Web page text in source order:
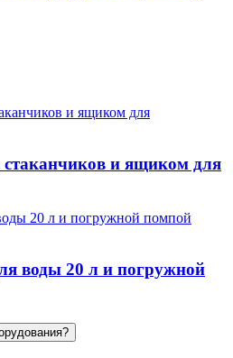
стаканчиков и ящиком для
воды 20 л и погружной